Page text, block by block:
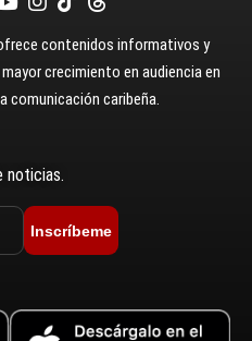
contenidos informativos y
crecimiento en audiencia en
comunicación caribeña.
noticias.
Inscríbeme